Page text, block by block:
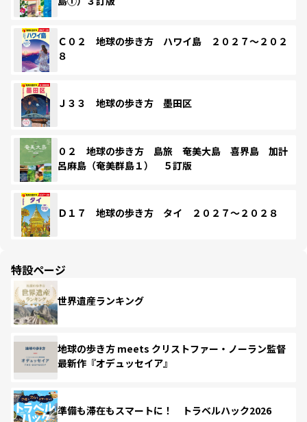
Ｃ０２ 地球の歩き方 ハワイ島 ２０２７～２０２
８
Ｊ３３ 地球の歩き方 墨田区
０２ 地球の歩き方 島旅 奄美大島 喜界島 加計
呂麻島（奄美群島１） ５訂版
Ｄ１７ 地球の歩き方 タイ ２０２７～２０２８
特設ページ
世界遺産ランキング
地球の歩き方 meets クリストファー・ノーラン監督
最新作『オデュッセイア』
準備も滞在もスマートに！ トラベルハック2026